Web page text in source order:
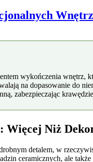
Wnętrz
wykończenia wnętrz,
na dopasowanie do
zabezpieczając
Więcej Niż
detalem, w
ceramicznych, ale